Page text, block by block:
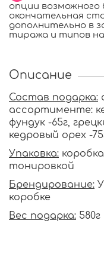
опции возможного
окончательная
дополнительно в
тиража и типов
Описание
Состав подарка:
ассортименте:
фундук -65г,
кедровый орех -
Упаковка:
тонировкой
Брендирование:
коробке
Вес подарка: 580г